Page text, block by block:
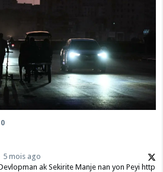
0
5 mois ago
ak Sekirite Manje nan yon Peyi http